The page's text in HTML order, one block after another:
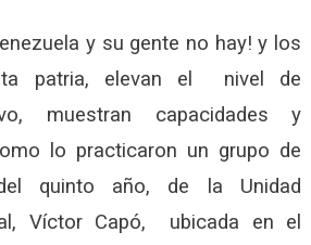
y su gente no hay! y los
patria, elevan el nivel de
muestran capacidades y
lo practicaron un grupo de
quinto año, de la Unidad
Víctor Capó, ubicada en el